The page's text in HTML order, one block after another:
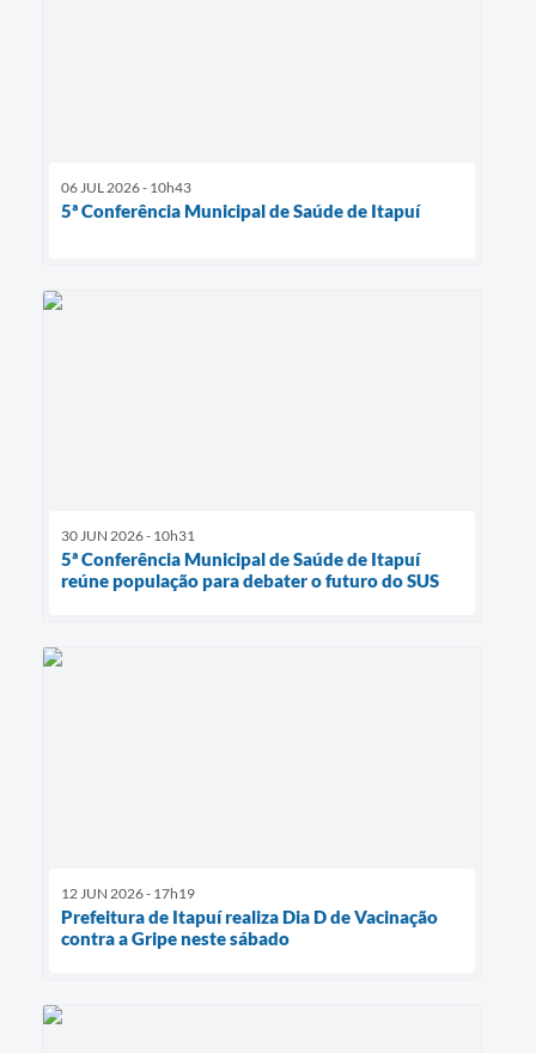
06 JUL 2026 - 10h43
5ª Conferência Municipal de Saúde de Itapuí
30 JUN 2026 - 10h31
5ª Conferência Municipal de Saúde de Itapuí
reúne população para debater o futuro do SUS
12 JUN 2026 - 17h19
Prefeitura de Itapuí realiza Dia D de Vacinação
contra a Gripe neste sábado